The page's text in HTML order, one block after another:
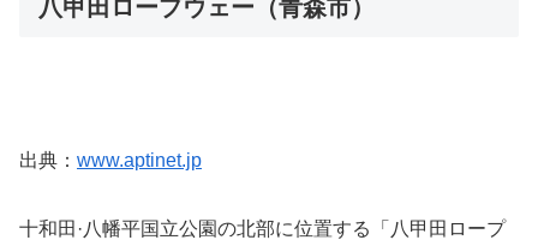
八甲田ロープウェー（青森市）
出典： www.aptinet.jp
十和田·八幡平国立公園の北部に位置する「八甲田ロープ